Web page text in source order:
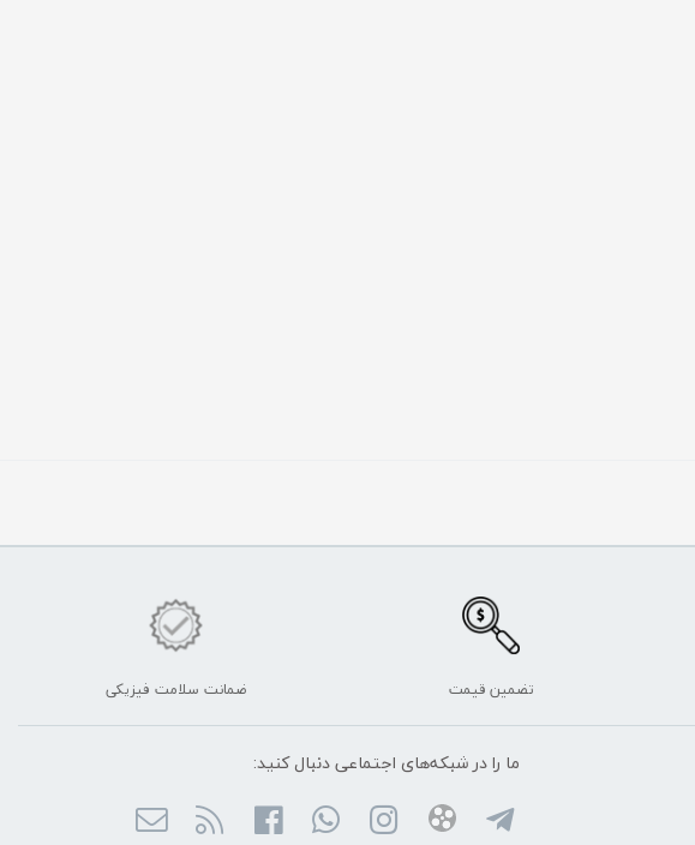
تضمین قیمت ضمانت سلامت فیزیکی
ما را در شبکه‌های اجتماعی دنبال کنید: